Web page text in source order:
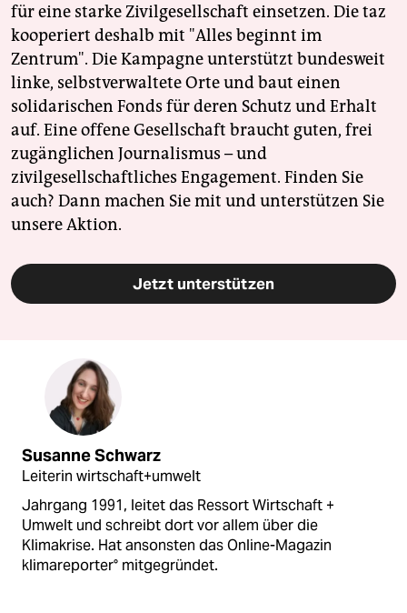
für eine starke Zivilgesellschaft einsetzen. Die taz
kooperiert deshalb mit "Alles beginnt im
Zentrum". Die Kampagne unterstützt bundesweit
linke, selbstverwaltete Orte und baut einen
solidarischen Fonds für deren Schutz und Erhalt
auf. Eine offene Gesellschaft braucht guten, frei
zugänglichen Journalismus – und
zivilgesellschaftliches Engagement. Finden Sie
auch? Dann machen Sie mit und unterstützen Sie
unsere Aktion.
Jetzt unterstützen
Susanne Schwarz
Leiterin wirtschaft+umwelt
Jahrgang 1991, leitet das Ressort Wirtschaft +
Umwelt und schreibt dort vor allem über die
Klimakrise. Hat ansonsten das Online-Magazin
klimareporter° mitgegründet.